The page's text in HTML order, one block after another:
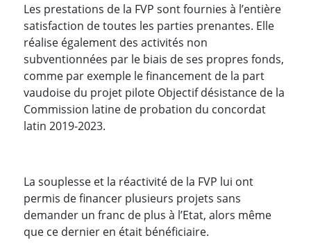
Les prestations de la FVP sont fournies à l’entière
satisfaction de toutes les parties prenantes. Elle
réalise également des activités non
subventionnées par le biais de ses propres fonds,
comme par exemple le financement de la part
vaudoise du projet pilote Objectif désistance de la
Commission latine de probation du concordat
latin 2019-2023.
La souplesse et la réactivité de la FVP lui ont
permis de financer plusieurs projets sans
demander un franc de plus à l’Etat, alors même
que ce dernier en était bénéficiaire.